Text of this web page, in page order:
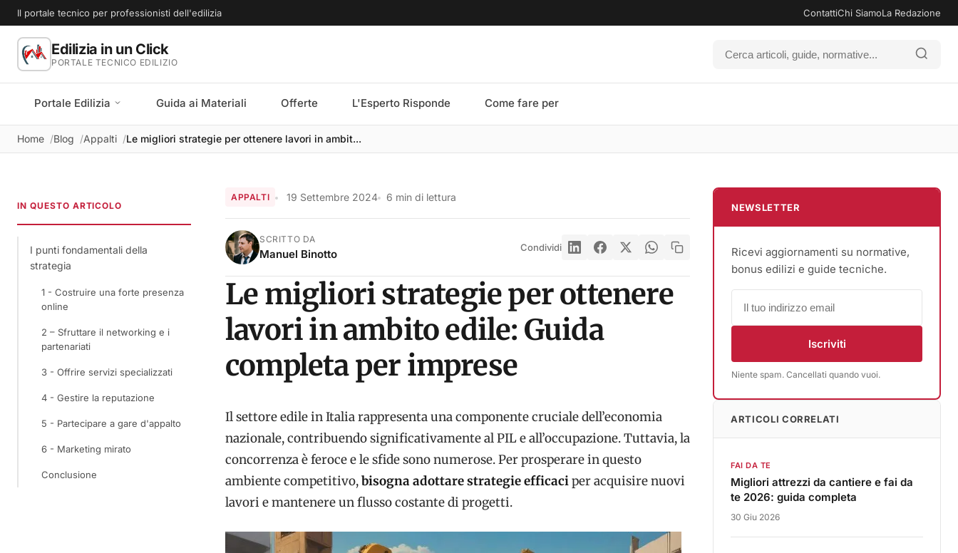
Il portale tecnico per professionisti dell'edilizia ContattiChi SiamoLa Redazione
Edilizia in un Click
PORTALE TECNICO EDILIZIO
Portale Edilizia Guida ai Materiali Offerte L'Esperto Risponde Come fare per
Home Blog Appalti Le migliori strategie per ottenere lavori in ambit...
IN QUESTO ARTICOLO
I punti fondamentali della
strategia
1 - Costruire una forte presenza
online
2 – Sfruttare il networking e i
partenariati
3 - Offrire servizi specializzati
4 - Gestire la reputazione
5 - Partecipare a gare d'appalto
6 - Marketing mirato
Conclusione
APPALTI 19 Settembre 2024 6 min di lettura
SCRITTO DA
Manuel Binotto Condividi
Le migliori strategie per ottenere
lavori in ambito edile: Guida
completa per imprese
Il settore edile in Italia rappresenta una componente cruciale dell’economia
nazionale, contribuendo significativamente al PIL e all’occupazione. Tuttavia, la
concorrenza è feroce e le sfide sono numerose. Per prosperare in questo
ambiente competitivo,bisogna adottare strategie efficaciper acquisire nuovi
lavori e mantenere un flusso costante di progetti.
NEWSLETTER
Ricevi aggiornamenti su normative,
bonus edilizi e guide tecniche.
Iscriviti
Niente spam. Cancellati quando vuoi.
ARTICOLI CORRELATI
FAI DA TE
Migliori attrezzi da cantiere e fai da
te 2026: guida completa
30 Giu 2026